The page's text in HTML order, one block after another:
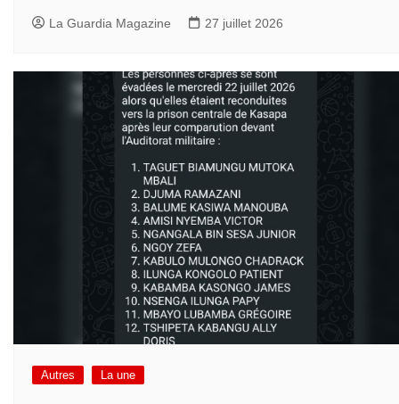
La Guardia Magazine 27 juillet 2026
Autres La une